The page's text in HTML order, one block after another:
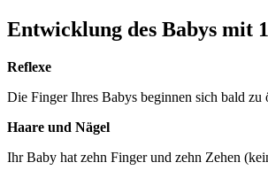
Entwicklung des Babys mit
Reflexe
Die Finger Ihres Babys beginnen sich bald
Haare und Nägel
Ihr Baby hat zehn Finger und zehn Zehen